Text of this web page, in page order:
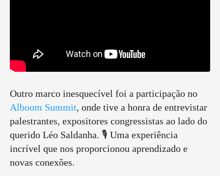
Outro marco inesquecível foi a participação no
Alboom Summit, onde tive a honra de entrevistar
palestrantes, expositores congressistas ao lado do
querido Léo Saldanha. 🎙️ Uma experiência
incrível que nos proporcionou aprendizado e
novas conexões.